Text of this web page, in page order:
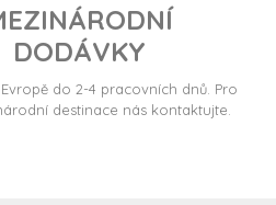
DODÁVKY
do 2-4 pracovních dnů. Pro
destinace nás kontaktujte.